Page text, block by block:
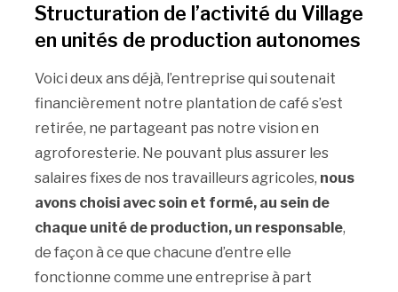
Structuration de l’activité du Village
en unités de production autonomes
Voici deux ans déjà, l’entreprise qui soutenait
financièrement notre plantation de café s’est
retirée, ne partageant pas notre vision en
agroforesterie. Ne pouvant plus assurer les
salaires fixes de nos travailleurs agricoles, nous
avons choisi avec soin et formé, au sein de
chaque unité de production, un responsable,
de façon à ce que chacune d’entre elle
fonctionne comme une entreprise à part